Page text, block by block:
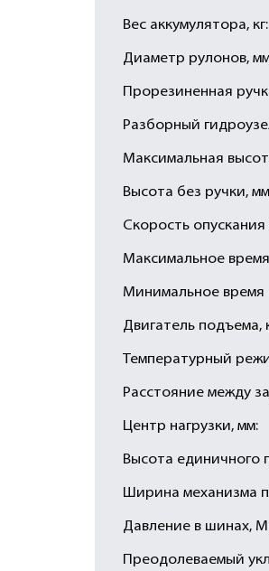
Вес аккумулятора, кг:
Диаметр рулонов,
Прорезиненная
Разборный
Максимальная
Высота без ручки,
Скорость опускания
Максимальное
Минимальное время
Двигатель подъема,
Температурный
Расстояние между
Центр нагрузки, мм:
Высота единичного
Ширина механизма
Давление в шинах,
Преодолеваемый